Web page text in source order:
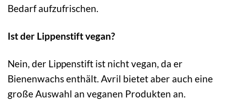
Bedarf aufzufrischen.
Ist der Lippenstift vegan?
Nein, der Lippenstift ist nicht vegan, da er
Bienenwachs enthält. Avril bietet aber auch eine
große Auswahl an veganen Produkten an.